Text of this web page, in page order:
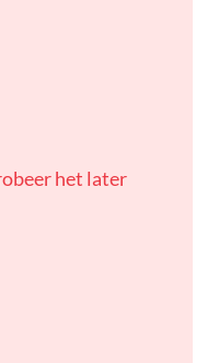
het later